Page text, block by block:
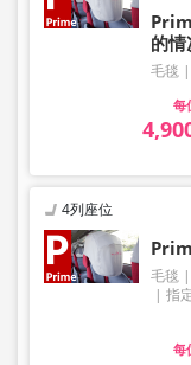
的情
毛毯
4列座位
毛毯
指